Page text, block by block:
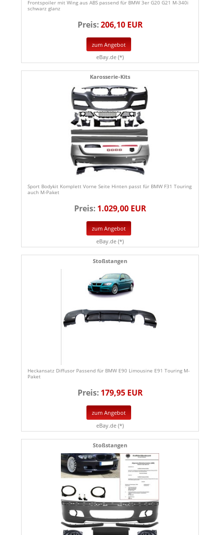
Frontspoiler mit Wing aus ABS passend für BMW 3er G20 G21 M-340i
schwarz glanz
Preis:206,10 EUR
zum Angebot
eBay.de (*)
Karosserie-Kits
Sport Bodykit Komplett Vorne Seite Hinten passt für BMW F31 Touring
auch M-Paket
Preis: 1.029,00 EUR
zum Angebot
eBay.de (*)
Stoßstangen
Heckansatz Diffusor Passend für BMW E90 Limousine E91 Touring M-
Paket
Preis: 179,95 EUR
zum Angebot
eBay.de (*)
Stoßstangen